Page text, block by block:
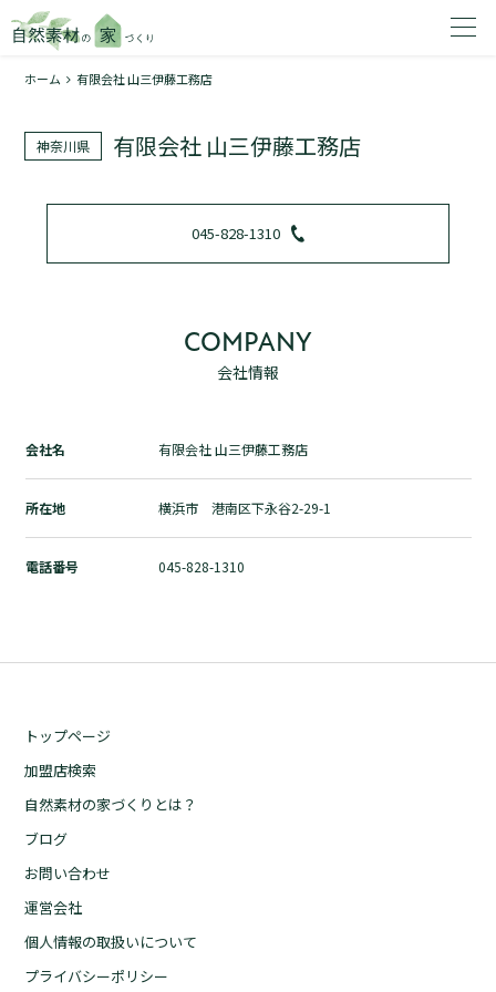
1
トップページ
加盟店検索
自然素材の家づくりとは？
ホーム 有限会社 山三伊藤工務店
神奈川県 有限会社 山三伊藤工務店
045-828-1310
COMPANY
会社情報
会社名 有限会社 山三伊藤工務店
所在地 横浜市 港南区下永谷2-29-1
電話番号 045-828-1310
トップページ
加盟店検索
自然素材の家づくりとは？
ブログ
お問い合わせ
運営会社
個人情報の取扱いについて
プライバシーポリシー